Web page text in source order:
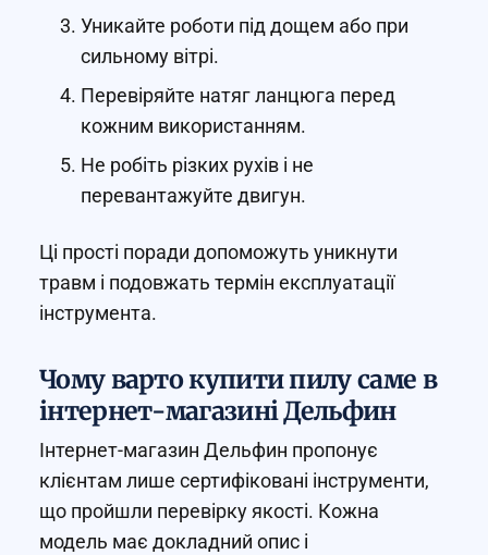
Уникайте роботи під дощем або при
сильному вітрі.
Перевіряйте натяг ланцюга перед
кожним використанням.
Не робіть різких рухів і не
перевантажуйте двигун.
Ці прості поради допоможуть уникнути
травм і подовжать термін експлуатації
інструмента.
Чому варто купити пилу саме в
інтернет-магазині Дельфин
Інтернет-магазин Дельфин пропонує
клієнтам лише сертифіковані інструменти,
що пройшли перевірку якості. Кожна
модель має докладний опис і